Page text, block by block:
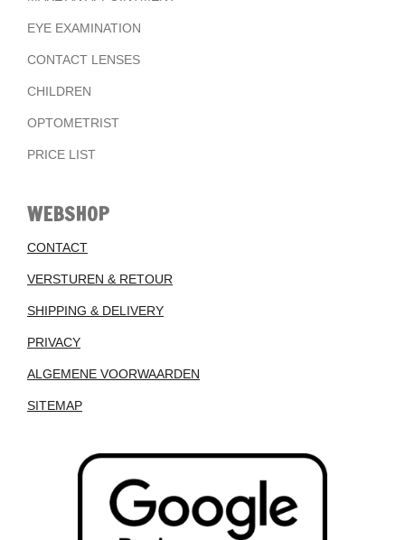
EYE EXAMINATION
CONTACT LENSES
CHILDREN
OPTOMETRIST
PRICE LIST
WEBSHOP
CONTACT
VERSTUREN & RETOUR
SHIPPING & DELIVERY
PRIVACY
ALGEMENE VOORWAARDEN
SITEMAP